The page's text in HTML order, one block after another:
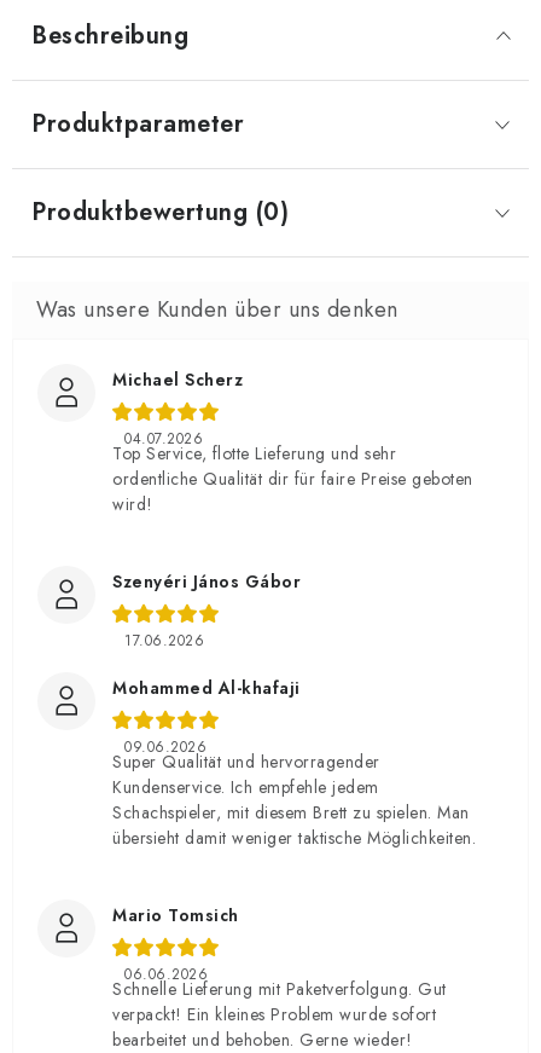
Beschreibung
Produktparameter
Produktbewertung (0)
Michael Scherz
04.07.2026
Top Service, flotte Lieferung und sehr
ordentliche Qualität dir für faire Preise geboten
wird!
Szenyéri János Gábor
17.06.2026
Mohammed Al-khafaji
09.06.2026
Super Qualität und hervorragender
Kundenservice. Ich empfehle jedem
Schachspieler, mit diesem Brett zu spielen. Man
übersieht damit weniger taktische Möglichkeiten.
Mario Tomsich
06.06.2026
Schnelle Lieferung mit Paketverfolgung. Gut
verpackt! Ein kleines Problem wurde sofort
bearbeitet und behoben. Gerne wieder!